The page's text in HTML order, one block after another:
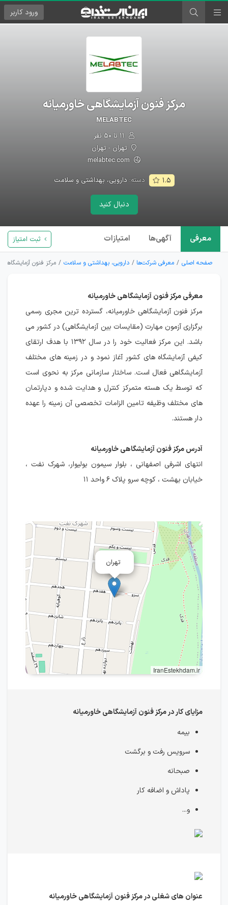
ورود کاربر
مرکز فنون آزمایشگاهی خاورمیانه
MELABTEC
تهران - تهران
۱.۵ دسته:دارویی، بهداشتی و سلامت
دنبال کنید
معرفی آگهی‌ها امتیازات ثبت امتیاز
صفحه اصلی معرفی شرکت‌ها دارویی، بهداشتی و سلامت مرکز فنون آزمایشگاهی
معرفی مرکز فنون آزمایشگاهی خاورمیانه
مرکز فنون آزمایشگاهی خاورمیانه، گسترده ترین مجری رسمی
برگزاری آزمون مهارت (مقایسات بین آزمایشگاهی) در کشور می
باشد. این مرکز فعالیت خود را در سال ۱۳۹۲ با هدف ارتقای
کیفی آزمایشگاه های کشور آغاز نمود و در زمینه های مختلف
آزمایشگاهی فعال است. ساختار سازمانی مرکز به نحوی است
که توسط یک هسته متمرکز کنترل و هدایت شده و دپارتمان
های مختلف وظیفه تامین الزامات تخصصی آن زمینه را عهده
دار هستند.
آدرس مرکز فنون آزمایشگاهی خاورمیانه
انتهای اشرفی اصفهانی ، بلوار سیمون بولیوار، شهرک نفت ،
خیابان بهشت ، کوچه سرو پلاک ۶ واحد ۱۱
تهران
IranEstekhdam.ir
مزایای کار در مرکز فنون آزمایشگاهی خاورمیانه
بیمه
سرویس رفت و برگشت
صبحانه
پاداش و اضافه کار
و...
عنوان های شغلی در مرکز فنون آزمایشگاهی خاورمیانه